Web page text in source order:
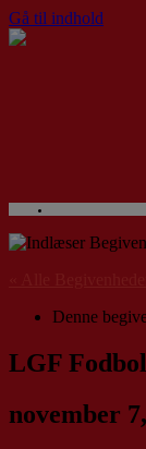
Gå til indhold
Denne
LGF
november